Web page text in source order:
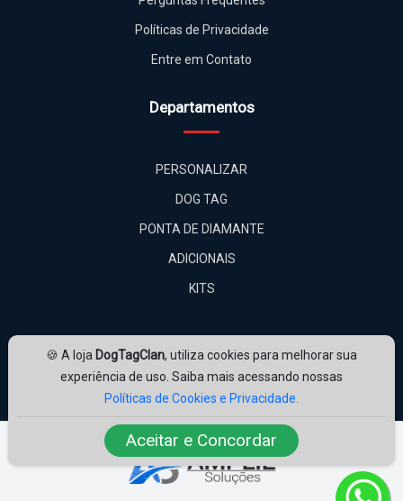
🍪 A loja DogTagClan, utiliza cookies para melhorar sua
experiência de uso. Saiba mais acessando nossas
Políticas de Cookies e Privacidade.
Aceitar e Concordar
PERSONALIZAR
Desenvolvido porAmplie Soluções
ampliesolucoes.com.br
© 2026 | Todos os direitos reservados.